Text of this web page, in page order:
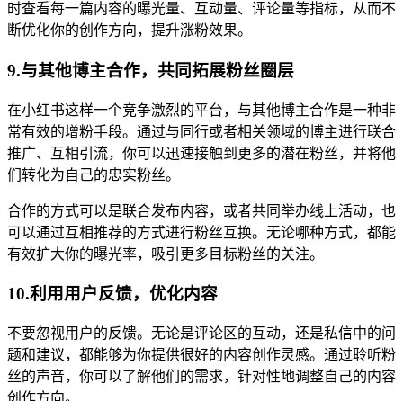
时查看每一篇内容的曝光量、互动量、评论量等指标，从而不
断优化你的创作方向，提升涨粉效果。
9.与其他博主合作，共同拓展粉丝圈层
在小红书这样一个竞争激烈的平台，与其他博主合作是一种非
常有效的增粉手段。通过与同行或者相关领域的博主进行联合
推广、互相引流，你可以迅速接触到更多的潜在粉丝，并将他
们转化为自己的忠实粉丝。
合作的方式可以是联合发布内容，或者共同举办线上活动，也
可以通过互相推荐的方式进行粉丝互换。无论哪种方式，都能
有效扩大你的曝光率，吸引更多目标粉丝的关注。
10.利用用户反馈，优化内容
不要忽视用户的反馈。无论是评论区的互动，还是私信中的问
题和建议，都能够为你提供很好的内容创作灵感。通过聆听粉
丝的声音，你可以了解他们的需求，针对性地调整自己的内容